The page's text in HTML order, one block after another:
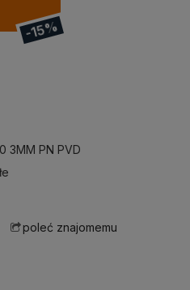
-15%
3MM PN PVD
poleć znajomemu